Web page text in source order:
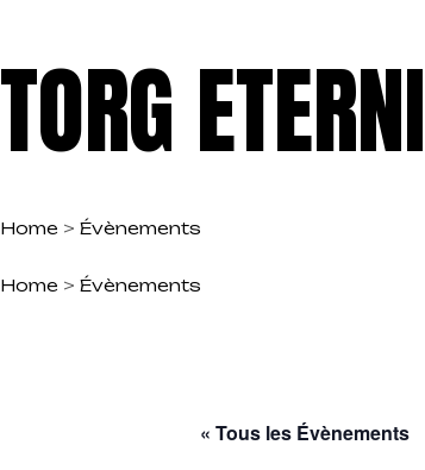
TORG
Home > Évènements
Home > Évènements
« Tous les Évènements